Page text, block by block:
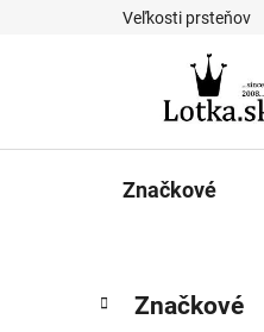
Veľkosti prsteňov
Značkové
B
kategórie
a
Značkové